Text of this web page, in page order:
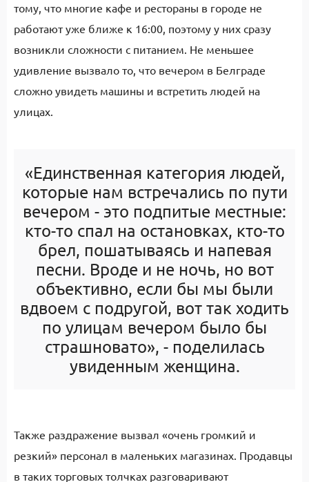
тому, что многие кафе и рестораны в городе не
работают уже ближе к 16:00, поэтому у них сразу
возникли сложности с питанием. Не меньшее
удивление вызвало то, что вечером в Белграде
сложно увидеть машины и встретить людей на
улицах.
«Единственная категория людей,
которые нам встречались по пути
вечером - это подпитые местные:
кто-то спал на остановках, кто-то
брел, пошатываясь и напевая
песни. Вроде и не ночь, но вот
объективно, если бы мы были
вдвоем с подругой, вот так ходить
по улицам вечером было бы
страшновато», - поделилась
увиденным женщина.
Также раздражение вызвал «очень громкий и
резкий» персонал в маленьких магазинах. Продавцы
в таких торговых толчках разговаривают